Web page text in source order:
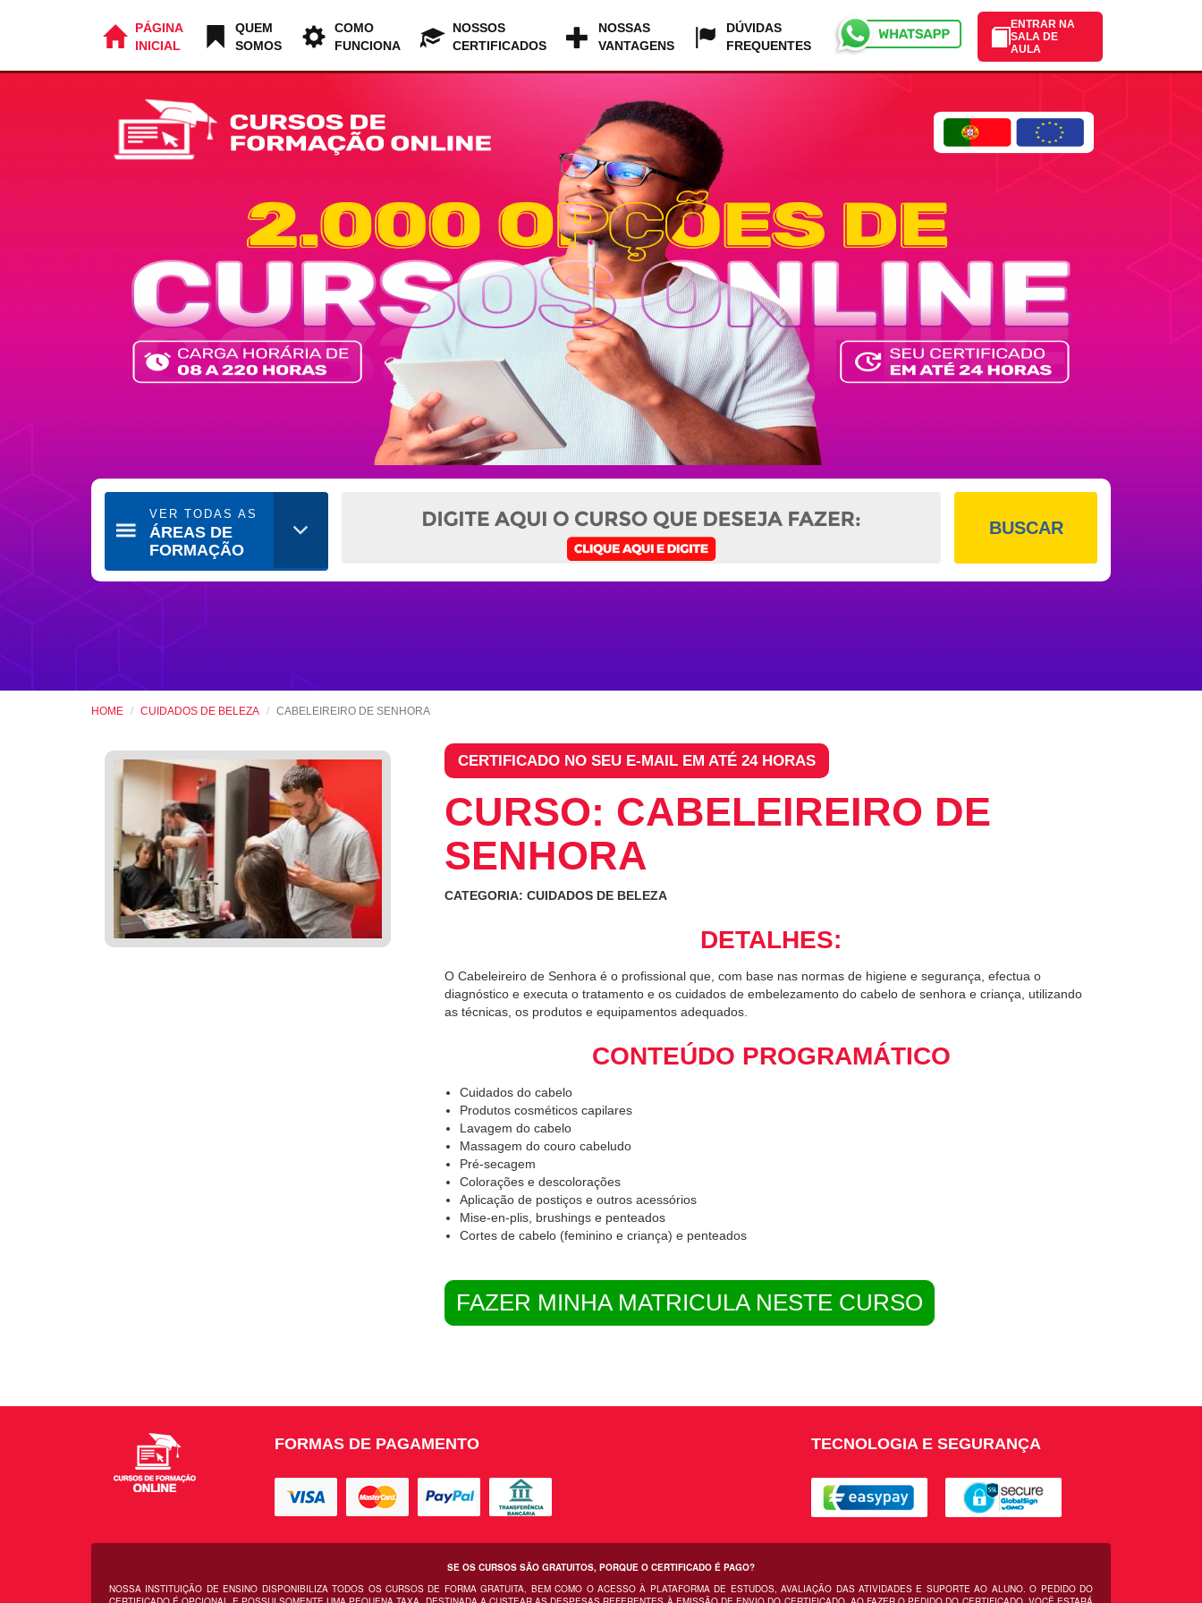
PÁGINA
INICIAL
QUEM
SOMOS
COMO
FUNCIONA
NOSSOS
CERTIFICADOS
NOSSAS
VANTAGENS
DÚVIDAS
FREQUENTES
ENTRAR NA
SALA DE
AULA
VER TODAS AS
ÁREAS DE
FORMAÇÃO
BUSCAR
HOME CUIDADOS DE BELEZA CABELEIREIRO DE SENHORA
CERTIFICADO NO SEU E-MAIL EM ATÉ 24 HORAS
CURSO: CABELEIREIRO DE
SENHORA
CATEGORIA: CUIDADOS DE BELEZA
DETALHES:
O Cabeleireiro de Senhora é o profissional que, com base nas normas de higiene e segurança, efectua o
diagnóstico e executa o tratamento e os cuidados de embelezamento do cabelo de senhora e criança, utilizando
as técnicas, os produtos e equipamentos adequados.
CONTEÚDO PROGRAMÁTICO
Cuidados do cabelo
Produtos cosméticos capilares
Lavagem do cabelo
Massagem do couro cabeludo
Pré-secagem
Colorações e descolorações
Aplicação de postiços e outros acessórios
Mise-en-plis, brushings e penteados
Cortes de cabelo (feminino e criança) e penteados
FAZER MINHA MATRICULA NESTE CURSO
FORMAS DE PAGAMENTO TECNOLOGIA E SEGURANÇA
SE OS CURSOS SÃO GRATUITOS, PORQUE O CERTIFICADO É PAGO?
NOSSA INSTITUIÇÃO DE ENSINO DISPONIBILIZA TODOS OS CURSOS DE FORMA GRATUITA, BEM COMO O ACESSO À PLATAFORMA DE ESTUDOS, AVALIAÇÃO DAS ATIVIDADES E SUPORTE AO ALUNO. O PEDIDO DO